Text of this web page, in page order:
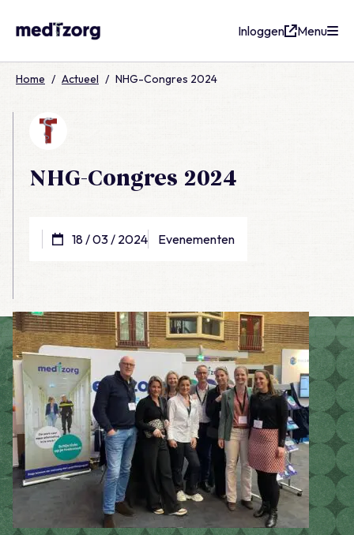
Inloggen Menu
Home / Actueel / NHG-Congres 2024
NHG-Congres 2024
18 / 03 / 2024 Evenementen